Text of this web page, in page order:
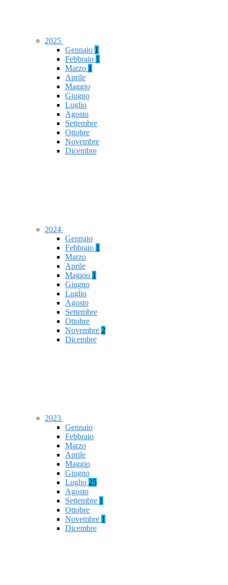
2025
Gennaio 1
Febbraio 1
Marzo 1
Aprile
Maggio
Giugno
Luglio
Agosto
Settembre
Ottobre
Novembre
Dicembre
2024
Gennaio
Febbraio 1
Marzo
Aprile
Maggio 1
Giugno
Luglio
Agosto
Settembre
Ottobre
Novembre 2
Dicembre
2023
Gennaio
Febbraio
Marzo
Aprile
Maggio
Giugno
Luglio 25
Agosto
Settembre 1
Ottobre
Novembre 1
Dicembre